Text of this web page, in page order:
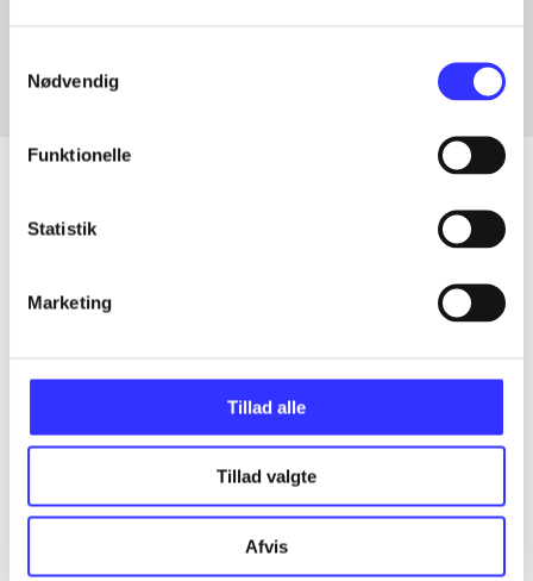
Nødvendig
Funktionelle
Statistik
Marketing
Tillad alle
Tillad valgte
Afvis
...
...